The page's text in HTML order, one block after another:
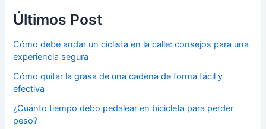
Últimos Post
Cómo debe andar un ciclista en la calle: consejos para una
experiencia segura
Cómo quitar la grasa de una cadena de forma fácil y
efectiva
¿Cuánto tiempo debo pedalear en bicicleta para perder
peso?